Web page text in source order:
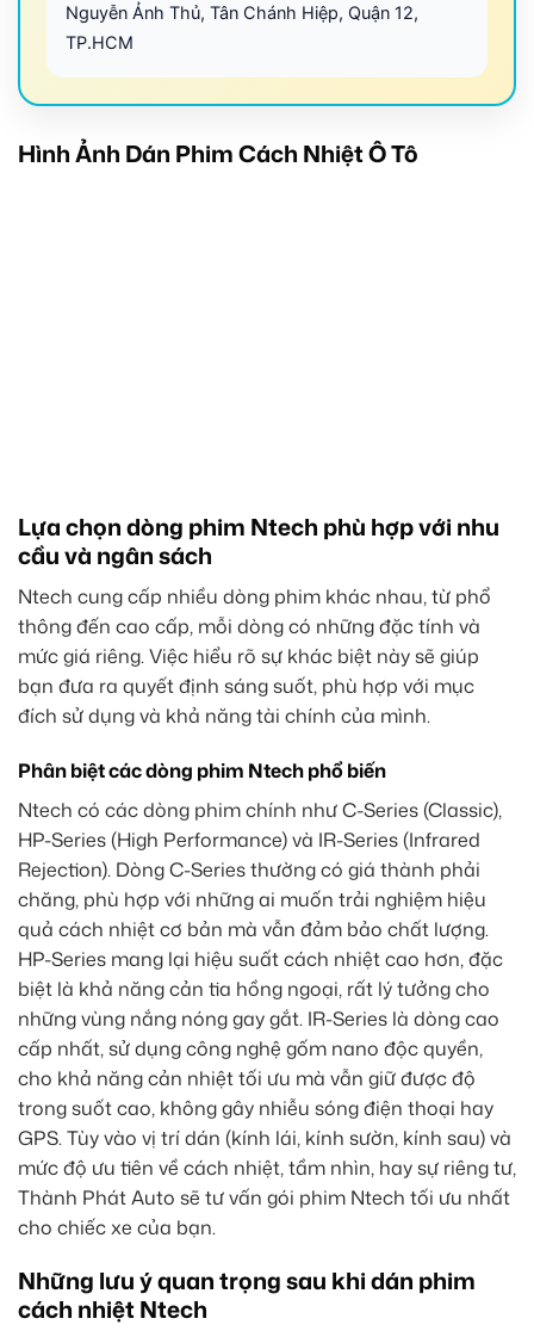
Nguyễn Ảnh Thủ, Tân Chánh Hiệp, Quận 12,
TP.HCM
Hình Ảnh Dán Phim Cách Nhiệt Ô Tô
Lựa chọn dòng phim Ntech phù hợp với nhu
cầu và ngân sách
Ntech cung cấp nhiều dòng phim khác nhau, từ phổ
thông đến cao cấp, mỗi dòng có những đặc tính và
mức giá riêng. Việc hiểu rõ sự khác biệt này sẽ giúp
bạn đưa ra quyết định sáng suốt, phù hợp với mục
đích sử dụng và khả năng tài chính của mình.
Phân biệt các dòng phim Ntech phổ biến
Ntech có các dòng phim chính như C-Series (Classic),
HP-Series (High Performance) và IR-Series (Infrared
Rejection). Dòng C-Series thường có giá thành phải
chăng, phù hợp với những ai muốn trải nghiệm hiệu
quả cách nhiệt cơ bản mà vẫn đảm bảo chất lượng.
HP-Series mang lại hiệu suất cách nhiệt cao hơn, đặc
biệt là khả năng cản tia hồng ngoại, rất lý tưởng cho
những vùng nắng nóng gay gắt. IR-Series là dòng cao
cấp nhất, sử dụng công nghệ gốm nano độc quyền,
cho khả năng cản nhiệt tối ưu mà vẫn giữ được độ
trong suốt cao, không gây nhiễu sóng điện thoại hay
GPS. Tùy vào vị trí dán (kính lái, kính sườn, kính sau) và
mức độ ưu tiên về cách nhiệt, tầm nhìn, hay sự riêng tư,
Thành Phát Auto sẽ tư vấn gói phim Ntech tối ưu nhất
cho chiếc xe của bạn.
Những lưu ý quan trọng sau khi dán phim
cách nhiệt Ntech